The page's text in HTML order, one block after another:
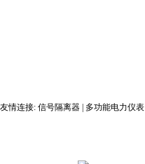
友情连接: 信号隔离器 多功能电力仪表